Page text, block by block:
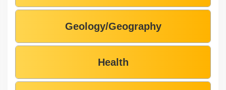
Geology/Geography
Health